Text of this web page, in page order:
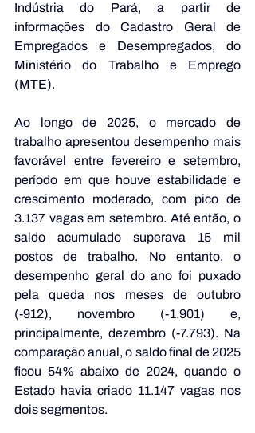
Indústria do Pará, a partir de
informações do Cadastro Geral de
Empregados e Desempregados, do
Ministério do Trabalho e Emprego
(MTE).
Ao longo de 2025, o mercado de
trabalho apresentou desempenho mais
favorável entre fevereiro e setembro,
período em que houve estabilidade e
crescimento moderado, com pico de
3.137 vagas em setembro. Até então, o
saldo acumulado superava 15 mil
postos de trabalho. No entanto, o
desempenho geral do ano foi puxado
pela queda nos meses de outubro
(-912), novembro (-1.901) e,
principalmente, dezembro (-7.793). Na
comparação anual, o saldo final de 2025
ficou 54% abaixo de 2024, quando o
Estado havia criado 11.147 vagas nos
dois segmentos.